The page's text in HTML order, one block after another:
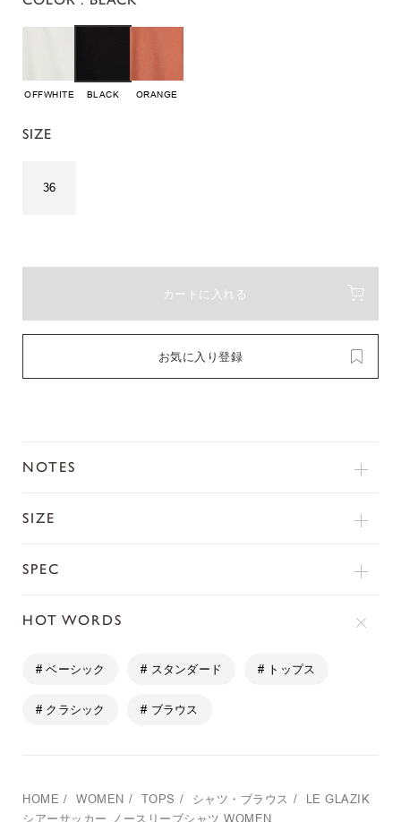
OFFWHITE BLACK ORANGE
SIZE
36
カートに入れる
お気に入り登録
NOTES
SIZE
SPEC
HOT WORDS
# ベーシック # スタンダード # トップス
# クラシック # ブラウス
HOME / WOMEN / TOPS / シャツ・ブラウス /
LE GLAZIK
シアーサッカー ノースリーブシャツ WOMEN